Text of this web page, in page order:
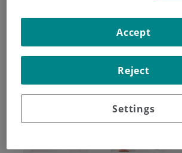
Investigación
Settings
Reject
Accept